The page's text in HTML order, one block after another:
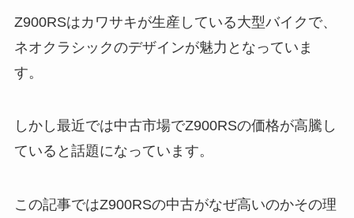
Z900RSはカワサキが生産している大型バイクで、
ネオクラシックのデザインが魅力となっていま
す。
しかし最近では中古市場でZ900RSの価格が高騰し
ていると話題になっています。
この記事ではZ900RSの中古がなぜ高いのかその理